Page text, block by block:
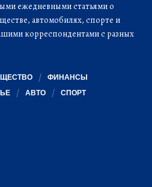
ежедневными статьями о
автомобилях, спорте и
корреспондентами с разных
ФИНАНСЫ
АВТО СПОРТ